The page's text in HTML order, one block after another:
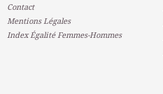
Contact
Mentions Légales
Index Égalité Femmes-Hommes